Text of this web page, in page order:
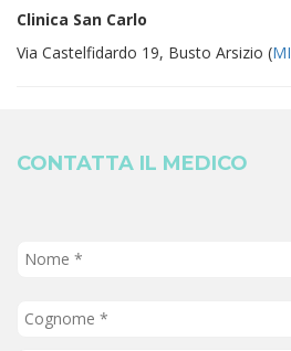
Clinica San Carlo
Via Castelfidardo 19, Busto Arsizio (MI
CONTATTA IL MEDICO